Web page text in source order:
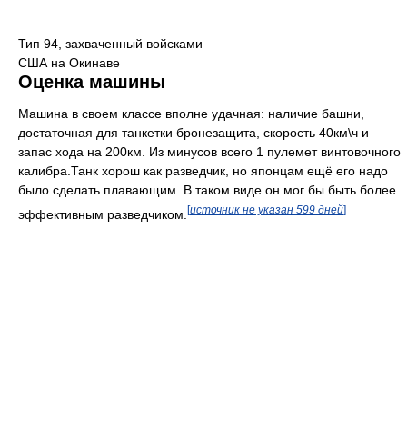
Тип 94, захваченный войсками
США на Окинаве
Оценка машины
Машина в своем классе вполне удачная: наличие башни,
достаточная для танкетки бронезащита, скорость 40км\ч и
запас хода на 200км. Из минусов всего 1 пулемет винтовочного
калибра.Танк хорош как разведчик, но японцам ещё его надо
было сделать плавающим. В таком виде он мог бы быть более
эффективным разведчиком. [источник не указан 599 дней]